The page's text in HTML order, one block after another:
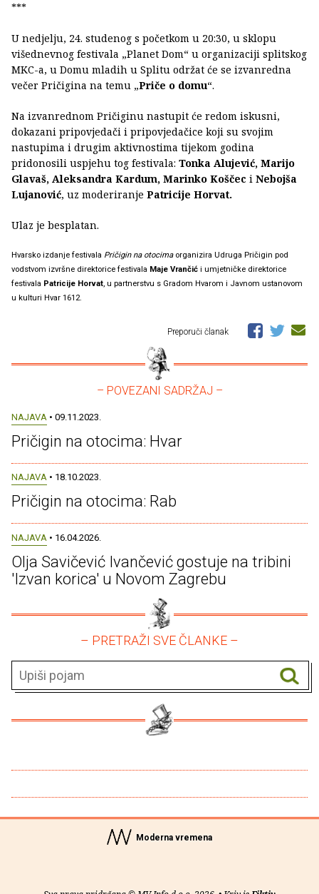
***
U nedjelju, 24. studenog s početkom u 20:30, u sklopu
višednevnog festivala „Planet Dom“ u organizaciji splitskog
MKC-a, u Domu mladih u Splitu održat će se izvanredna
večer Pričigina na temu „Priče o domu“.
Na izvanrednom Pričiginu nastupit će redom iskusni,
dokazani pripovjedači i pripovjedačice koji su svojim
nastupima i drugim aktivnostima tijekom godina
pridonosili uspjehu tog festivala: Tonka Alujević, Marijo
Glavaš, Aleksandra Kardum, Marinko Koščec i Nebojša
Lujanović, uz moderiranje Patricije Horvat.
Ulaz je besplatan.
Hvarsko izdanje festivala Pričigin na otocimaorganizira Udruga Pričigin pod
vodstvom izvršne direktorice festivala Maje Vrančić i umjetničke direktorice
festivala Patricije Horvat, u partnerstvu s Gradom Hvarom i Javnom ustanovom
u kulturi Hvar 1612.
Preporuči članak
– POVEZANI SADRŽAJ –
NAJAVA • 09.11.2023.
Pričigin na otocima: Hvar
NAJAVA • 18.10.2023.
Pričigin na otocima: Rab
NAJAVA • 16.04.2026.
Olja Savičević Ivančević gostuje na tribini
'Izvan korica' u Novom Zagrebu
– PRETRAŽI SVE ČLANKE –
Moderna vremena